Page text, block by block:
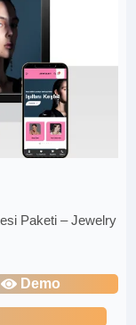
Paketi – Jewelry
Demo